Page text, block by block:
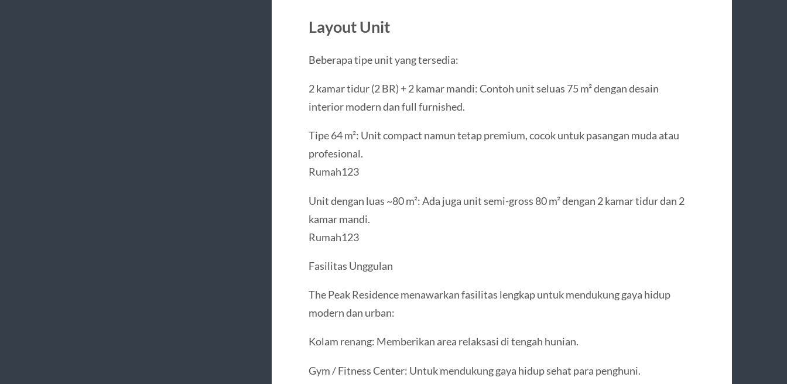
Layout Unit
Beberapa tipe unit yang tersedia:
2 kamar tidur (2 BR) + 2 kamar mandi: Contoh unit seluas 75 m² dengan desain
interior modern dan full furnished.
Tipe 64 m²: Unit compact namun tetap premium, cocok untuk pasangan muda atau
profesional.
Rumah123
Unit dengan luas ~80 m²: Ada juga unit semi-gross 80 m² dengan 2 kamar tidur dan 2
kamar mandi.
Rumah123
Fasilitas Unggulan
The Peak Residence menawarkan fasilitas lengkap untuk mendukung gaya hidup
modern dan urban:
Kolam renang: Memberikan area relaksasi di tengah hunian.
Gym / Fitness Center: Untuk mendukung gaya hidup sehat para penghuni.